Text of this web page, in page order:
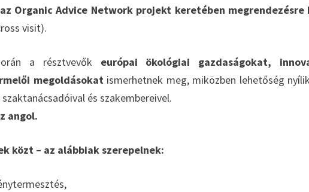
az Organic Advice Network projekt keretében
visit).
a résztvevők európai ökológiai gazdaságokat,
megoldásokatismerhetnek meg, miközben lehetőség
és szakembereivel.
angol.
közt – az alábbiak szerepelnek: